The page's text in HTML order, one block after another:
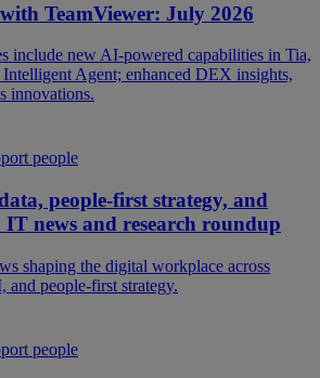
TeamViewer: July 2026
include new AI-powered capabilities in Tia,
Agent; enhanced DEX insights,
innovations.
people
people-first strategy, and
news and research roundup
shaping the digital workplace across
and people-first strategy.
people